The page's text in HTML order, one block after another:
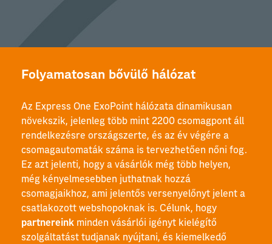
Folyamatosan bővülő hálózat
Az Express One ExoPoint hálózata dinamikusan
növekszik, jelenleg több mint 2200 csomagpont áll
rendelkezésre országszerte, és az év végére a
csomagautomaták száma is tervezhetően nőni fog.
Ez azt jelenti, hogy a vásárlók még több helyen,
még kényelmesebben juthatnak hozzá
csomagjaikhoz, ami jelentős versenyelőnyt jelent a
csatlakozott webshopoknak is. Célunk, hogy
partnereink minden vásárlói igényt kielégítő
szolgáltatást tudjanak nyújtani, és kiemelkedő